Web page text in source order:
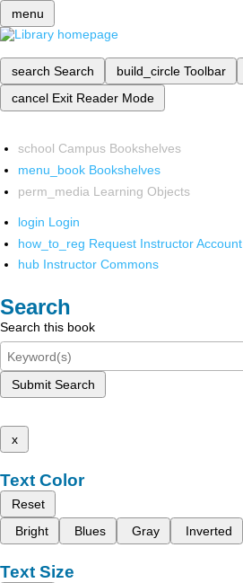
menu
search Search build_circle Toolbar
cancel Exit Reader Mode
school Campus Bookshelves
menu_book Bookshelves
perm_media Learning Objects
login Login
how_to_reg Request Instructor Account
hub Instructor Commons
Search
Search this book
Submit Search
x
Text Color
Reset
Bright
Blues Gray Inverted
Text Size